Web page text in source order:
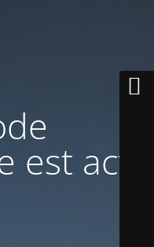
actif